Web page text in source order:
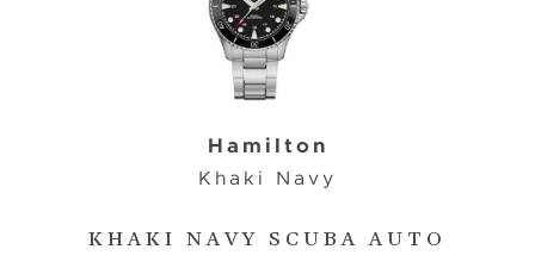
KHAKI NAVY SCUBA AUTO
Hamilton
Khaki Navy